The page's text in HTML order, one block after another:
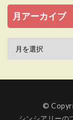
月アーカイブ
©
シンシアリーの